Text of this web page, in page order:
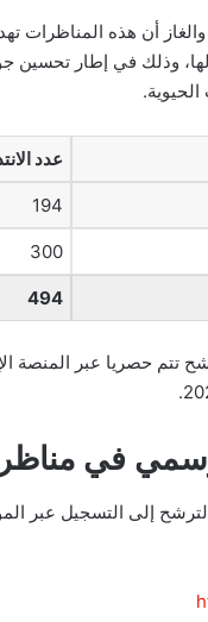
والغاز أن هذه
لها، وذلك في إطار
عدد
194
300
494
تتم حصريا عبر المنصة
في
إلى التسجيل عبر